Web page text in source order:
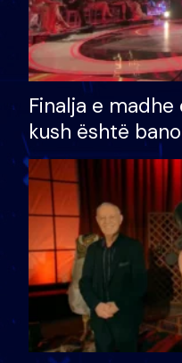
Finalja e
kush është
shtëpinë dhe
të fituar çmimin